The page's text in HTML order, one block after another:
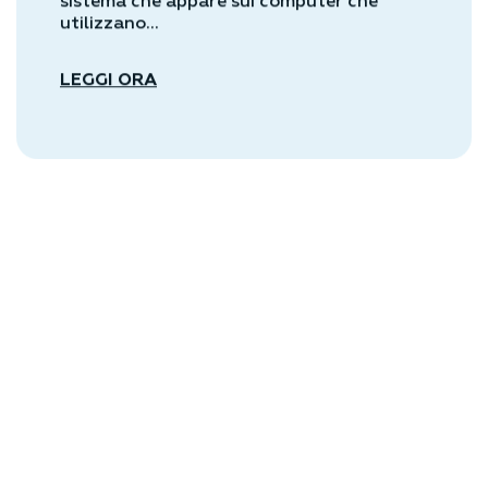
utilizzano...
LEGGI ORA